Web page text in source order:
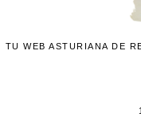
TU WEB ASTURIANA DE